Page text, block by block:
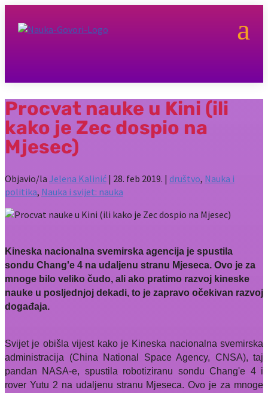
a
Procvat nauke u Kini (ili
kako je Zec dospio na
Mjesec)
Objavio/la Jelena Kalinić | 28. feb 2019. | društvo, Nauka i
politika, Nauka i svijet: nauka
Kineska nacionalna svemirska agencija je spustila
sondu Chang'e 4 na udaljenu stranu Mjeseca. Ovo je za
mnoge bilo veliko čudo, ali ako pratimo razvoj kineske
nauke u posljednjoj dekadi, to je zapravo očekivan razvoj
događaja.
Svijet je obišla vijest kako je Kineska nacionalna svemirska
administracija (China National Space Agency, CNSA), taj
pandan NASA-e, spustila robotiziranu sondu Chang'e 4 i
rover Yutu 2 na udaljenu stranu Mjeseca. Ovo je za mnoge